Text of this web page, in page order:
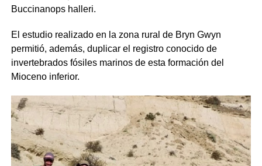
Buccinanops halleri.
El estudio realizado en la zona rural de Bryn Gwyn
permitió, además, duplicar el registro conocido de
invertebrados fósiles marinos de esta formación del
Mioceno inferior.